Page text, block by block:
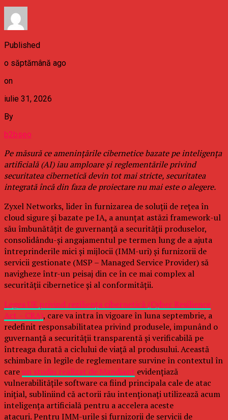
Published
o săptămână ago
on
iulie 31, 2026
By
b2bseo
Pe măsură ce amenințările cibernetice bazate pe inteligența
artificială (AI) iau amploare și reglementările privind
securitatea cibernetică devin tot mai stricte, securitatea
integrată încă din faza de proiectare nu mai este o alegere.
Zyxel Networks, lider în furnizarea de soluții de rețea în
cloud sigure și bazate pe IA, a anunțat astăzi framework-ul
său îmbunătățit de guvernanță a securității produselor,
consolidându-și angajamentul pe termen lung de a ajuta
întreprinderile mici și mijlocii (IMM-uri) și furnizorii de
servicii gestionate (MSP – Managed Service Provider) să
navigheze într-un peisaj din ce în ce mai complex al
securității cibernetice și al conformității.
Legea UE privind reziliența cibernetică (Cyber Resilience
Act – CRA), care va intra în vigoare în luna septembrie, a
redefinit responsabilitatea privind produsele, impunând o
guvernanță a securității transparentă și verificabilă pe
întreaga durată a ciclului de viață al produsului. Această
schimbare în legile de reglementare survine în contextul în
careun studiu realizat de Mandiant evidențiază
vulnerabilitățile software ca fiind principala cale de atac
inițial, subliniind că actorii rău intenționați utilizează acum
inteligența artificială pentru a accelera aceste
atacuri. Pentru IMM-urile și furnizorii de servicii de